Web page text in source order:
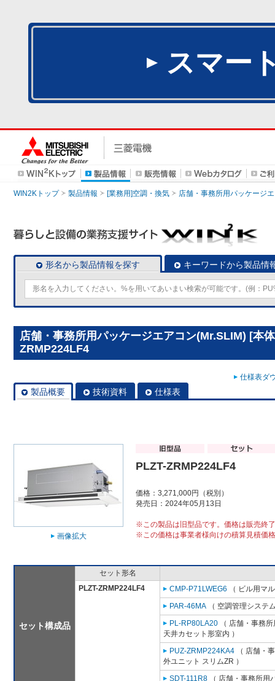
スマー
WIN2Kトップ 製品情報 [業務用]空調・換気 店舗・事務所用パッケージ
形名から製品情報を探す キーワードから製品情
店舗・事務所用パッケージエアコン(Mr.SLIM) [本
ZRMP224LF4
仕様表ダ
製品概要 技術資料 仕様表
画像拡大
PLZT-ZRMP224LF4
価格：3,271,000円（税別）
発売日：2024年05月13日
※この製品は旧型品です。価格は販売終
※この価格は事業者様向けの積算見積価
セット構成品
セット形名
PLZT-ZRMP224LF4
CMP-P71LWEG6 （ ビル用マ
PAR-46MA （ 空調管理システ
PL-RP80LA20 （ 店舗・事務
天井カセット形室内 ）
PUZ-ZRMP224KA4 （ 店舗・
外ユニット スリムZR ）
SDT-111R8 （ 店舗・事務所用